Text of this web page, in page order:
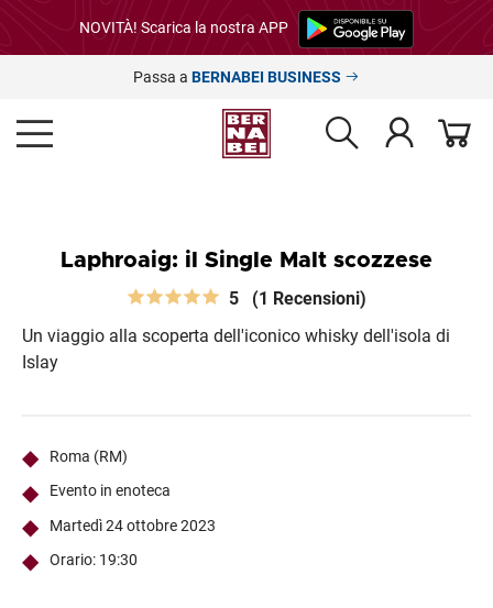
NOVITÀ! Scarica la nostra APP
Passa a BERNABEI BUSINESS
Laphroaig: il Single Malt scozzese
5 (1 Recensioni)
Un viaggio alla scoperta dell'iconico whisky dell'isola di
Islay
Roma (RM)
Evento in enoteca
Martedì 24 ottobre 2023
Orario: 19:30